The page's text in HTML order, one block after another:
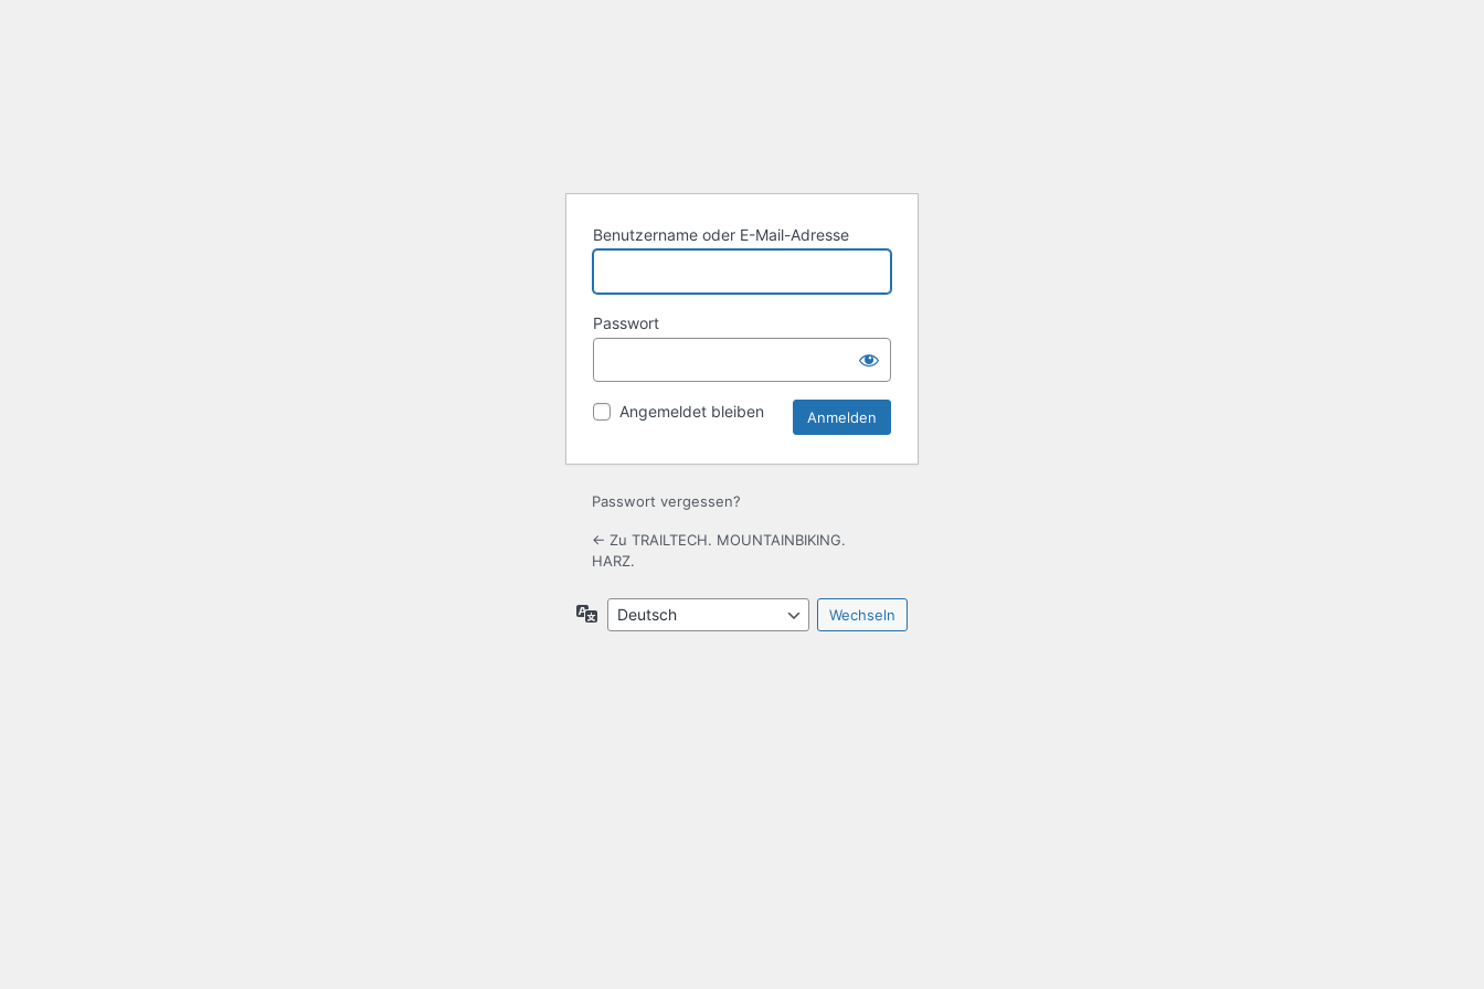
Benutzername oder E-Mail-Adresse
Passwort
Angemeldet bleiben
Passwort vergessen?
← Zu TRAILTECH. MOUNTAINBIKING.
HARZ.
Sprache